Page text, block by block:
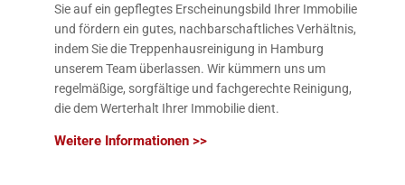
Sie auf ein gepflegtes Erscheinungsbild Ihrer Immobilie
und fördern ein gutes, nachbarschaftliches Verhältnis,
indem Sie die Treppenhausreinigung in Hamburg
unserem Team überlassen. Wir kümmern uns um
regelmäßige, sorgfältige und fachgerechte Reinigung,
die dem Werterhalt Ihrer Immobilie dient.
Weitere Informationen >>